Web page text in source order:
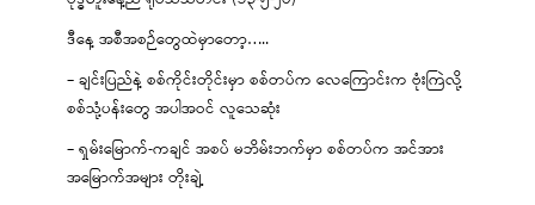
ဒီနေ့ အစီအစဉ်တွေထဲမှာတော့…..
– ချင်းပြည်နဲ့ စစ်ကိုင်းတိုင်းမှာ စစ်တပ်က လေကြောင်းက ဗုံးကြဲလို့
စစ်သုံ့ပန်းတွေ အပါအဝင် လူသေဆုံး
– ရှမ်းမြောက်-ကချင် အစပ် မဘိမ်းဘက်မှာ စစ်တပ်က အင်အား
အမြောက်အများ တိုးချဲ့